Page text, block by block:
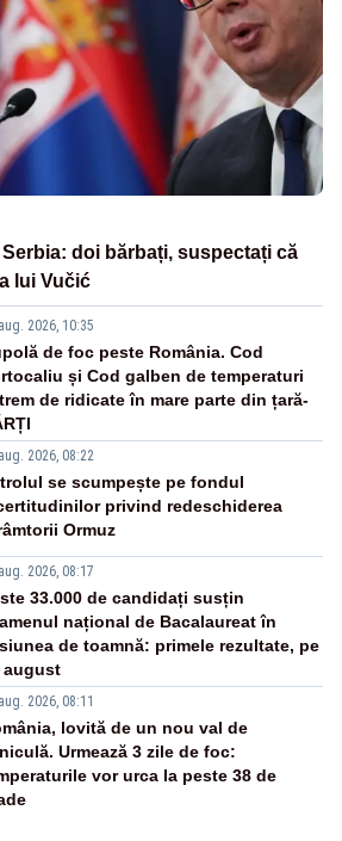
doi bărbați, suspectați că
lui Vučić
2026, 10:35
de foc peste România. Cod
și Cod galben de temperaturi
de ridicate în mare parte din țară-
2026, 08:22
se scumpește pe fondul
privind redeschiderea
Ormuz
2026, 08:17
33.000 de candidați susțin
național de Bacalaureat în
de toamnă: primele rezultate, pe
august
2026, 08:11
lovită de un nou val de
Urmează 3 zile de foc:
vor urca la peste 38 de